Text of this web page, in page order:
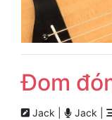
Đom
Jack | Jack |